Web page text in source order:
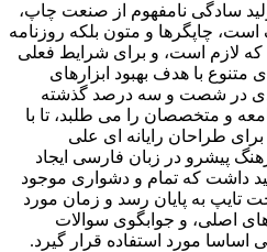
سادگی نامفهوم از صنعت چاپ،
است، چاپگرها و متون بلکه روزنامه
لازم است، و برای شرایط فعلی
متنوع با هدف بهبود ابزارهای
در شصت و سه درصد گذشته
و متخصصان را می طلبد، تا با
طراحان رایانه ای علی
پیشرو در زبان فارسی ایجاد
داشت که تمام و دشواری موجود
تایپ به پایان رسد و زمان مورد
اصلی، و جوابگوی سوالات
اساسا مورد استفاده قرار گیرد.